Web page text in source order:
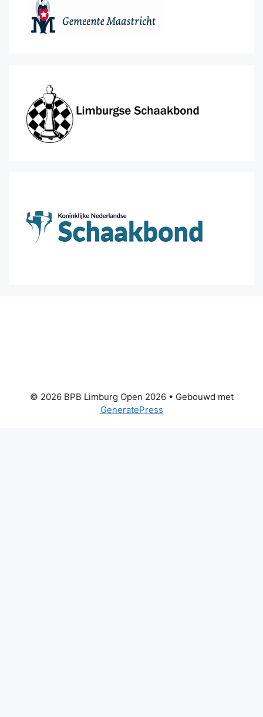
© 2026 BPB Limburg Open 2026• Gebouwd met
GeneratePress